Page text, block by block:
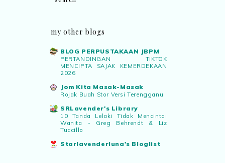
my other blogs
BLOG PERPUSTAKAAN JBPM
PERTANDINGAN TIKTOK
MENCIPTA SAJAK KEMERDEKAAN
2026
Jom Kita Masak-Masak
Rojak Buah Stor Versi Terengganu
SRLavender's Library
10 Tanda Lelaki Tidak Mencintai
Wanita - Greg Behrendt & Liz
Tuccillo
Starlavenderluna's Bloglist